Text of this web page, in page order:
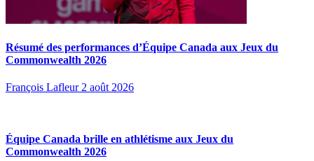
Résumé des performances d’Équipe Canada aux Jeux du
Commonwealth 2026
François Lafleur 2 août 2026
Équipe Canada brille en athlétisme aux Jeux du
Commonwealth 2026